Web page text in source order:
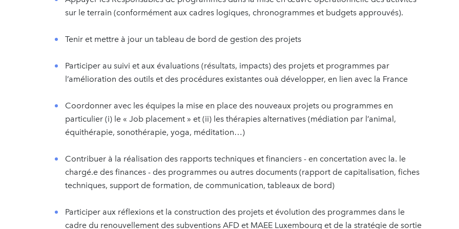
sur le terrain (conformément aux cadres logiques, chronogrammes et budgets approuvés).
Tenir et mettre à jour un tableau de bord de gestion des projets
Participer au suivi et aux évaluations (résultats, impacts) des projets et programmes par
l’amélioration des outils et des procédures existantes ouà développer, en lien avec la France
Coordonner avec les équipes la mise en place des nouveaux projets ou programmes en
particulier (i) le « Job placement » et (ii) les thérapies alternatives (médiation par l’animal,
équithérapie, sonothérapie, yoga, méditation…)
Contribuer à la réalisation des rapports techniques et financiers - en concertation avec la. le
chargé.e des finances - des programmes ou autres documents (rapport de capitalisation, fiches
techniques, support de formation, de communication, tableaux de bord)
Participer aux réflexions et la construction des projets et évolution des programmes dans le
cadre du renouvellement des subventions AFD et MAEE Luxembourg et de la stratégie de sortie